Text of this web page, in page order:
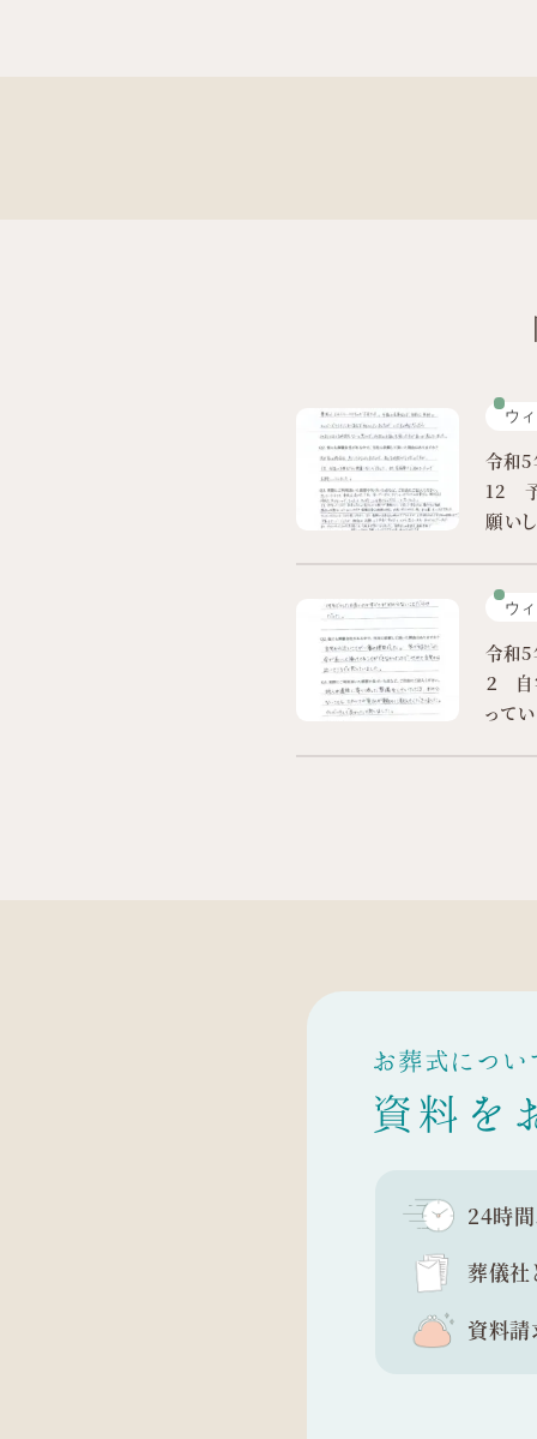
ウ
令和5
12 予
願い
ウ
令和5
２ 自
って
お葬式につ
資料を
24時
葬儀社
資料請